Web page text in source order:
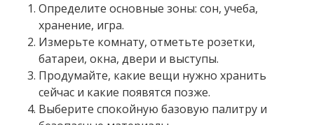
Определите основные зоны: сон, учеба,
хранение, игра.
Измерьте комнату, отметьте розетки,
батареи, окна, двери и выступы.
Продумайте, какие вещи нужно хранить
сейчас и какие появятся позже.
Выберите спокойную базовую палитру и